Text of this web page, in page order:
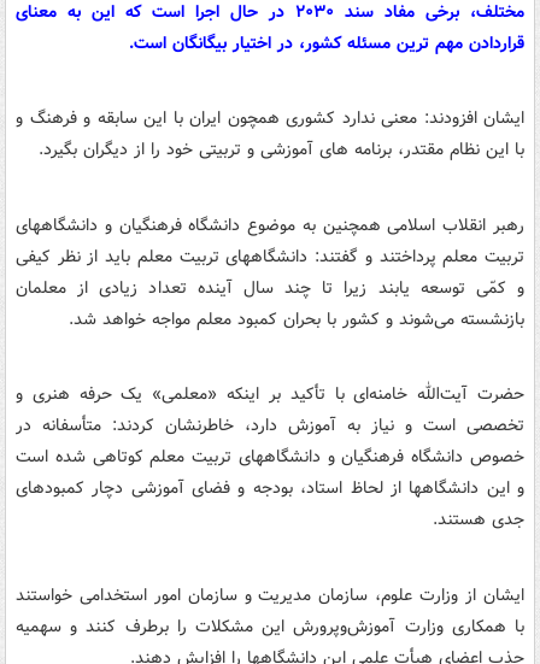
مختلف، برخی مفاد سند ۲۰۳۰ در حال اجرا است که این به معنای
قراردادن مهم ترین مسئله کشور، در اختیار بیگانگان است.
ایشان افزودند: معنی ندارد کشوری همچون ایران با این سابقه و فرهنگ و
با این نظام مقتدر، برنامه های آموزشی و تربیتی خود را از دیگران بگیرد.
رهبر انقلاب اسلامی همچنین به موضوع دانشگاه فرهنگیان و دانشگاههای
تربیت معلم پرداختند و گفتند: دانشگاههای تربیت معلم باید از نظر کیفی
و کمّی توسعه یابند زیرا تا چند سال آینده تعداد زیادی از معلمان
بازنشسته می‌شوند و کشور با بحران کمبود معلم مواجه خواهد شد.
حضرت آیت‌الله خامنه‌ای با تأکید بر اینکه «معلمی» یک حرفه هنری و
تخصصی است و نیاز به آموزش دارد، خاطرنشان کردند: متأسفانه در
خصوص دانشگاه فرهنگیان و دانشگاههای تربیت معلم کوتاهی شده است
و این دانشگاهها از لحاظ استاد، بودجه و فضای آموزشی دچار کمبودهای
جدی هستند.
ایشان از وزارت علوم، سازمان مدیریت و سازمان امور استخدامی خواستند
با همکاری وزارت آموزش‌وپرورش این مشکلات را برطرف کنند و سهمیه
جذب اعضای هیأت علمی این دانشگاهها را افزایش دهند.